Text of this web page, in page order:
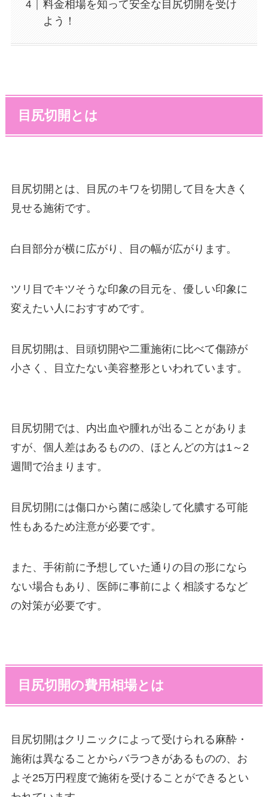
料金相場を知って安全な目尻切開を受け
よう！
目尻切開とは
目尻切開とは、目尻のキワを切開して目を大きく
見せる施術です。
白目部分が横に広がり、目の幅が広がります。
ツリ目でキツそうな印象の目元を、優しい印象に
変えたい人におすすめです。
目尻切開は、目頭切開や二重施術に比べて傷跡が
小さく、目立たない美容整形といわれています。
目尻切開では、内出血や腫れが出ることがありま
すが、個人差はあるものの、ほとんどの方は1～2
週間で治まります。
目尻切開には傷口から菌に感染して化膿する可能
性もあるため注意が必要です。
また、手術前に予想していた通りの目の形になら
ない場合もあり、医師に事前によく相談するなど
の対策が必要です。
目尻切開の費用相場とは
目尻切開はクリニックによって受けられる麻酔・
施術は異なることからバラつきがあるものの、お
よそ25万円程度で施術を受けることができるとい